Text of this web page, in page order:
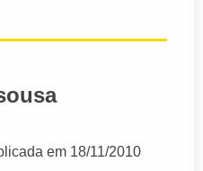
em 18/11/2010